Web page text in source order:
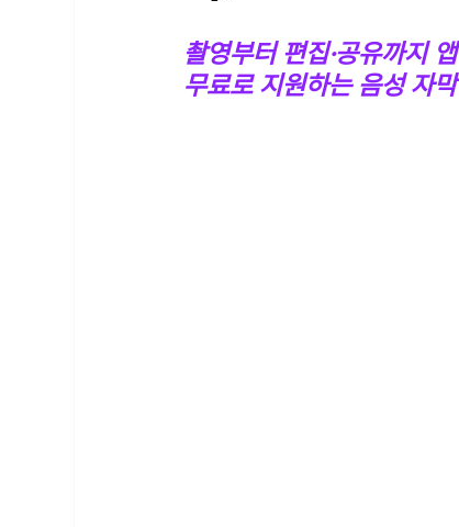
촬영부터 편집·공유까지
무료로 지원하는 음성 자